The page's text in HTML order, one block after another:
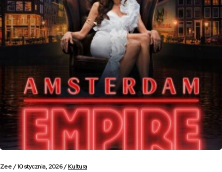
Zee /10 stycznia, 2026 /Kultura